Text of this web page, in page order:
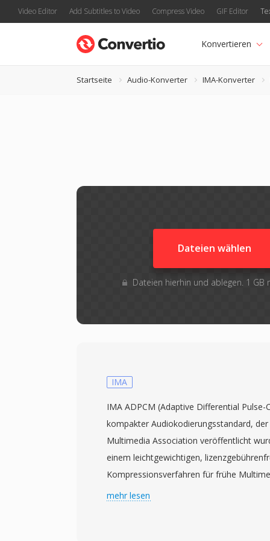
Video Editor Add Subtitles to Video Compress Video GIF Editor
Konvertieren
Startseite Audio-Konverter IMA-Konverter
Dateien wählen
Dateien hierhin und ablegen. 1
IMA
IMA ADPCM (Adaptive Differential
kompakter Audiokodierungsstandard,
Multimedia Association veröffentlicht
einem leichtgewichtigen,
Kompressionsverfahren für frühe
eingebettete Geräte zu entsprechen. Der
mehr lesen